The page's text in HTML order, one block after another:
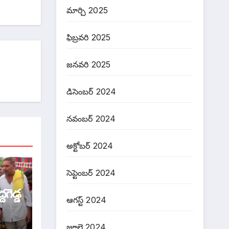
మార్చి 2025
ఫిబ్రవరి 2025
జనవరి 2025
డిసెంబర్ 2024
నవంబర్ 2024
అక్టోబర్ 2024
సెప్టెంబర్ 2024
ఆగస్ట్ 2024